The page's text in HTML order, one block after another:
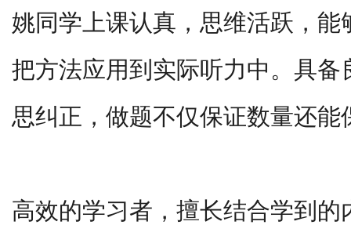
姚同学上课认真，思维活跃，
把方法应用到实际听力中。具
思纠正，做题不仅保证数量还能
高效的学习者，擅长结合学到